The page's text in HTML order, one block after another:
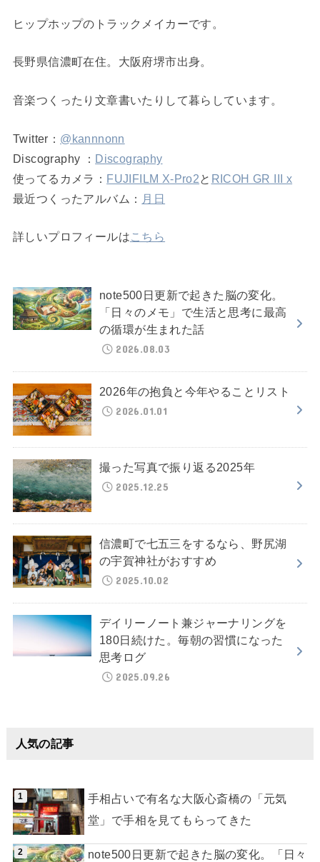
ヒップホップのトラックメイカーです。
長野県信濃町在住。大阪府堺市出身。
音楽つくったり文章書いたりして暮らしています。
Twitter： @kannnonn
Discography ： Discography
使ってるカメラ： FUJIFILM X-Pro2と RICOH GR III x
最近つくったアルバム： 月日
詳しいプロフィールはこちら
note500日更新で起きた脳の変化。
「日々のメモ」で生活と思考に最高
の循環が生まれた話
2026.08.03
2026年の抱負と今年やることリスト
2026.01.01
撮った写真で振り返る2025年
2025.12.25
信濃町で七五三をするなら、野尻湖
の宇賀神社がおすすめ
2025.10.02
デイリーノート兼ジャーナリングを
180日続けた。毎朝の習慣になった
思考ログ
2025.09.26
人気の記事
手相占いで有名な大阪心斎橋の「元気
堂」で手相を見てもらってきた
note500日更新で起きた脳の変化。「日々